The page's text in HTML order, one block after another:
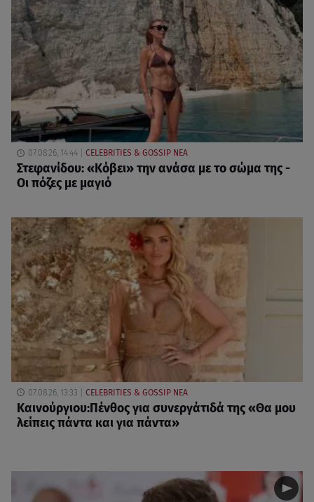
07.08.26, 14:44 CELEBRITIES & GOSSIP ΝΕΑ
Στεφανίδου: «Κόβει» την ανάσα με το σώμα της -
Οι πόζες με μαγιό
07.08.26, 13:33 CELEBRITIES & GOSSIP ΝΕΑ
Καινούργιου:Πένθος για συνεργάτιδά της «Θα μου
λείπεις πάντα και για πάντα»